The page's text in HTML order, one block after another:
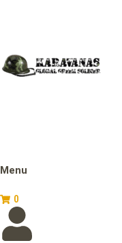
Menu
0